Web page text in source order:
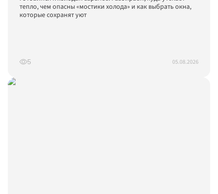
тепло, чем опасны «мостики холода» и как выбрать окна,
которые сохранят уют
5 05.08.2026